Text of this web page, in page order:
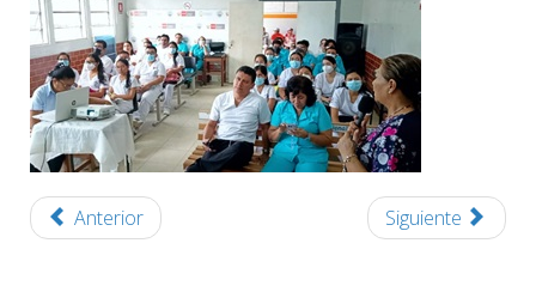
Anterior Siguiente